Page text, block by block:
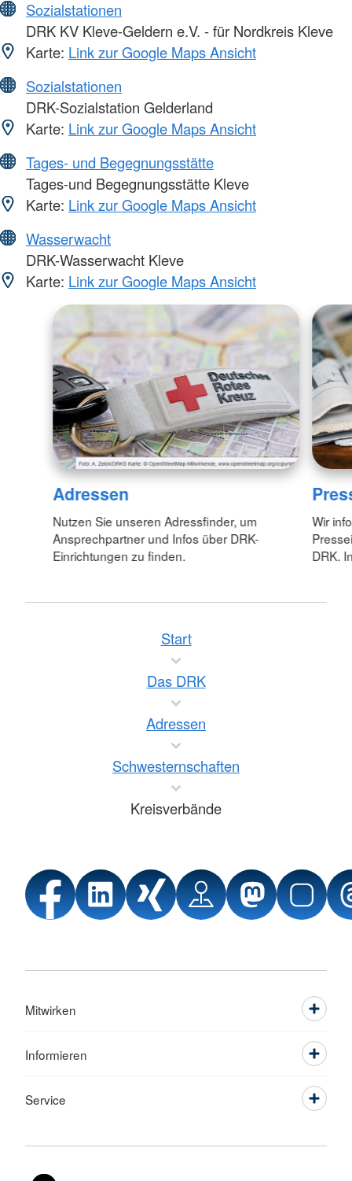
Sozialstationen
DRK KV Kleve-Geldern e.V. - für Nordkreis Kleve
Karte: Link zur Google Maps Ansicht
Sozialstationen
DRK-Sozialstation Gelderland
Karte: Link zur Google Maps Ansicht
Tages- und Begegnungsstätte
Tages-und Begegnungsstätte Kleve
Karte: Link zur Google Maps Ansicht
Wasserwacht
DRK-Wasserwacht Kleve
Karte: Link zur Google Maps Ansicht
Adressen
Nutzen Sie unseren Adressfinder, um
Ansprechpartner und Infos über DRK-
Einrichtungen zu finden.
Wir
DRK.
Start
Das DRK
Adressen
Schwesternschaften
Kreisverbände
Mitwirken
Informieren
Service
Sprache wechseln zu